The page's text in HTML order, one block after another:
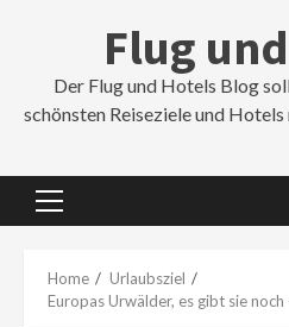
Flug
Der Flug und Hotels Blog
schönsten Reiseziele und
Primary
Home
Urlaubsziel
Europas Urwälder, es gibt sie